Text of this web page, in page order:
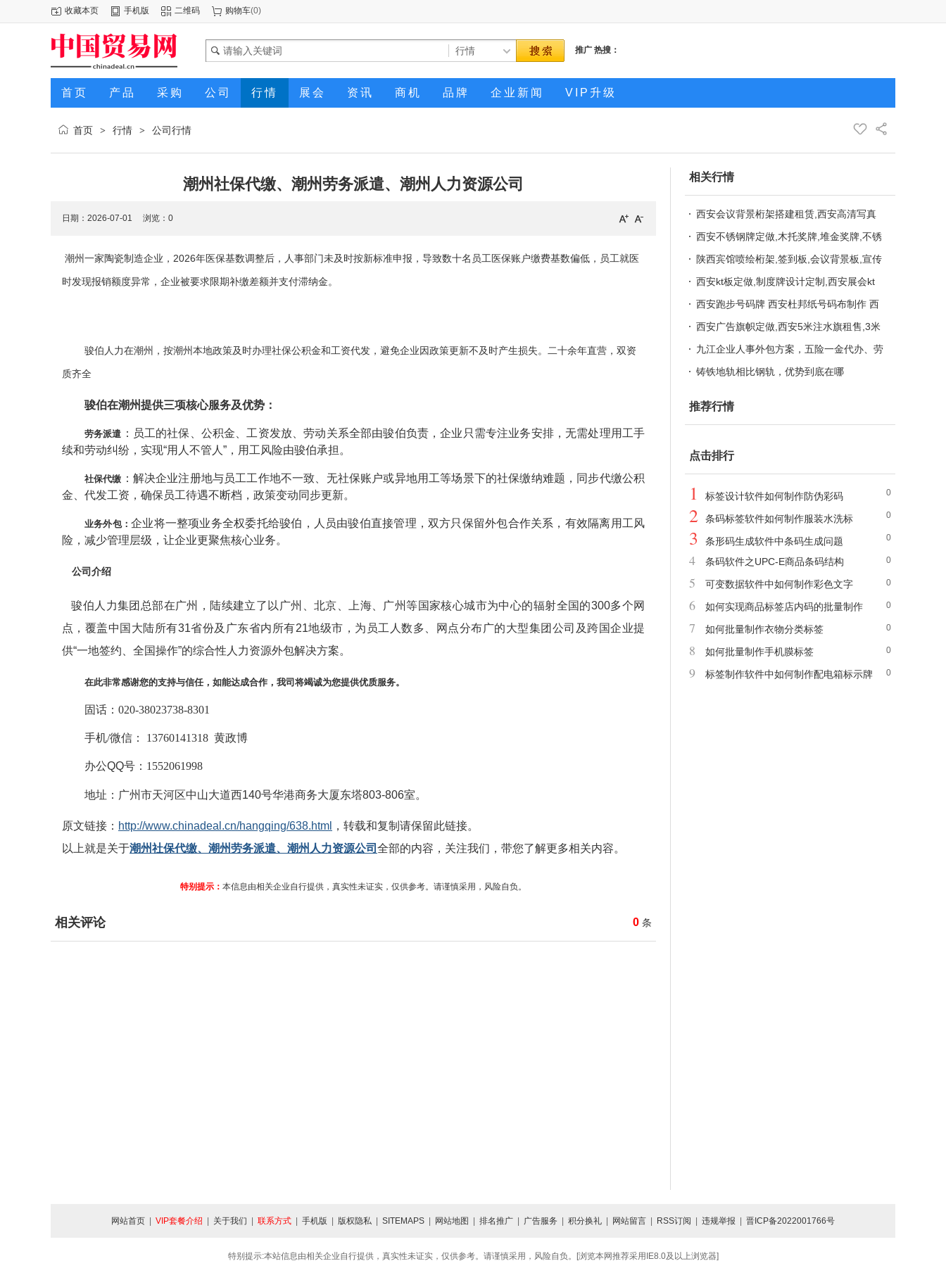
收藏本页 手机版 二维码 购物车(0)
推广 热搜：
首页 产品 采购 公司 行情 展会 资讯 商机 品牌 企业新闻 VIP升级
首页 > 行情 > 公司行情
潮州社保代缴、潮州劳务派遣、潮州人力资源公司
日期：2026-07-01 浏览： 0
潮州一家陶瓷制造企业， 2026年医保基数调整后，人事部门未及时按新标准申报，导致数十名员工医保账户缴费基数偏低，员工就医
时发现报销额度异常，企业被要求限期补缴差额并支付滞纳金。
骏伯人力在潮州，按潮州本地政策及时办理社保公积金和工资代发，避免企业因政策更新不及时产生损失。二十余年直营，双资
质齐全
骏伯在潮州提供三项核心服务及优势：
劳务派遣 ： 员工的社保、公积金、工资发放、劳动关系全部由骏伯负责，企业只需专注业务安排，无需处理用工手
续和劳动纠纷，实现“用人不管人”，用工风险由骏伯承担。
社保代缴 ： 解决企业注册地与员工工作地不一致、无社保账户或异地用工等场景下的社保缴纳难题，同步代缴公积
金、代发工资，确保员工待遇不断档，政策变动同步更新。
业务外包：企业将一整项业务全权委托给骏伯，人员由骏伯直接管理，双方只保留外包合作关系，有效隔离用工风
险，减少管理层级，让企业更聚焦核心业务。
公司介绍
骏伯人力集团总部在广州，陆续建立了以广州、北京、上海、广州等国家核心城市为中心的辐射全国的300多个网
点，覆盖中国大陆所有31省份及广东省内所有21地级市，为员工人数多、网点分布广的大型集团公司及跨国企业提
供“一地签约、全国操作”的综合性人力资源外包解决方案。
在此非常感谢您的支持与信任，如能达成合作，我司将竭诚为您提供优质服务。
固话： 020-38023738-8301
手机/微信 ： 13760141318 黄政博
办公QQ号： 1552061998
地址：广州市天河区中山大道西140号华港商务大厦东塔803-806室。
原文链接： http://www.chinadeal.cn/hangqing/638.html
，转载和复制请保留此链接。
以上就是关于潮州社保代缴、潮州劳务派遣、潮州人力资源公司 全部的内容，关注我们，带您了解更多相关内容。
特别提示： 本信息由相关企业自行提供，真实性未证实，仅供参考。请谨慎采用，风险自负。
0 条
相关评论
相关行情
西安会议背景桁架搭建租赁,西安高清写真
喷绘,巡回展出,承接各种会议,商场布展,广
告设计印刷
西安不锈钢牌定做,木托奖牌,堆金奖牌,不锈
钢堆银奖牌,西安铜牌授权牌定做,长条牌定
做
陕西宾馆喷绘桁架,签到板,会议背景板,宣传
文化墙,海报彩页印刷,陕西宾馆广告物料制
作搭建
西安kt板定做,制度牌设计定制,西安展会kt
板制作安装,商超kt板批量.西安展位海报定
做
西安跑步号码牌 西安杜邦纸号码布制作 西
安校园号码布定做 西安运动员号码布
西安广告旗帜定做,西安5米注水旗租售,3米
注水旗,西安刀旗,水滴旗定做,西安注水旗销
售租赁
九江企业人事外包方案，五险一金代办、劳
务派遣合规用工服务
铸铁地轨相比钢轨，优势到底在哪
推荐行情
点击排行
0
1 标签设计软件如何制作防伪彩码
0
2 条码标签软件如何制作服装水洗标
0
3 条形码生成软件中条码生成问题
0
4 条码软件之UPC-E商品条码结构
0
5 可变数据软件中如何制作彩色文字
0
6 如何实现商品标签店内码的批量制作
0
7 如何批量制作衣物分类标签
0
8 如何批量制作手机膜标签
0
9 标签制作软件中如何制作配电箱标示牌
网站首页 VIP套餐介绍 关于我们 联系方式 手机版 版权隐私 SITEMAPS 网站地图 排名推广 广告服务 积分换礼 网站留言 RSS订阅 违规举报 晋ICP备2022001766号
特别提示:本站信息由相关企业自行提供，真实性未证实，仅供参考。请谨慎采用，风险自负。[浏览本网推荐采用IE8.0及以上浏览器]